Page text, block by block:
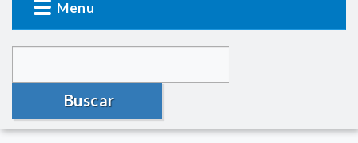
Menu
Buscar